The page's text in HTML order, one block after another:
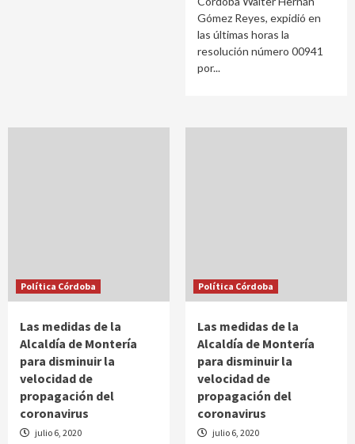
Gómez Reyes, expidió en
las últimas horas la
resolución número 00941
por...
Política Córdoba
Las medidas de la
Alcaldía de Montería
para disminuir la
velocidad de
propagación del
coronavirus
julio 6, 2020
Política Córdoba
Las medidas de la
Alcaldía de Montería
para disminuir la
velocidad de
propagación del
coronavirus
julio 6, 2020